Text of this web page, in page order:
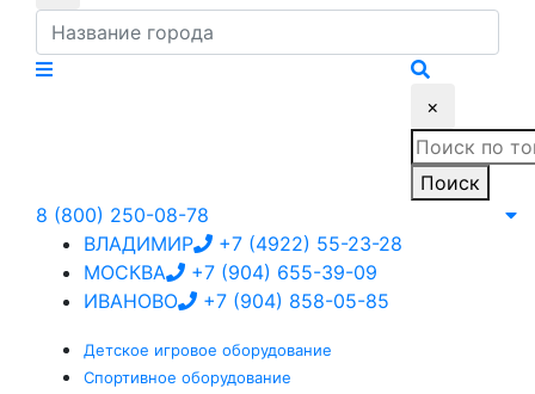
×
Искать:
Поиск
8 (800) 250-08-78
ВЛАДИМИР
+7 (4922) 55-23-28
МОСКВА
+7 (904) 655-39-09
ИВАНОВО
+7 (904) 858-05-85
Детское игровое оборудование
Спортивное оборудование